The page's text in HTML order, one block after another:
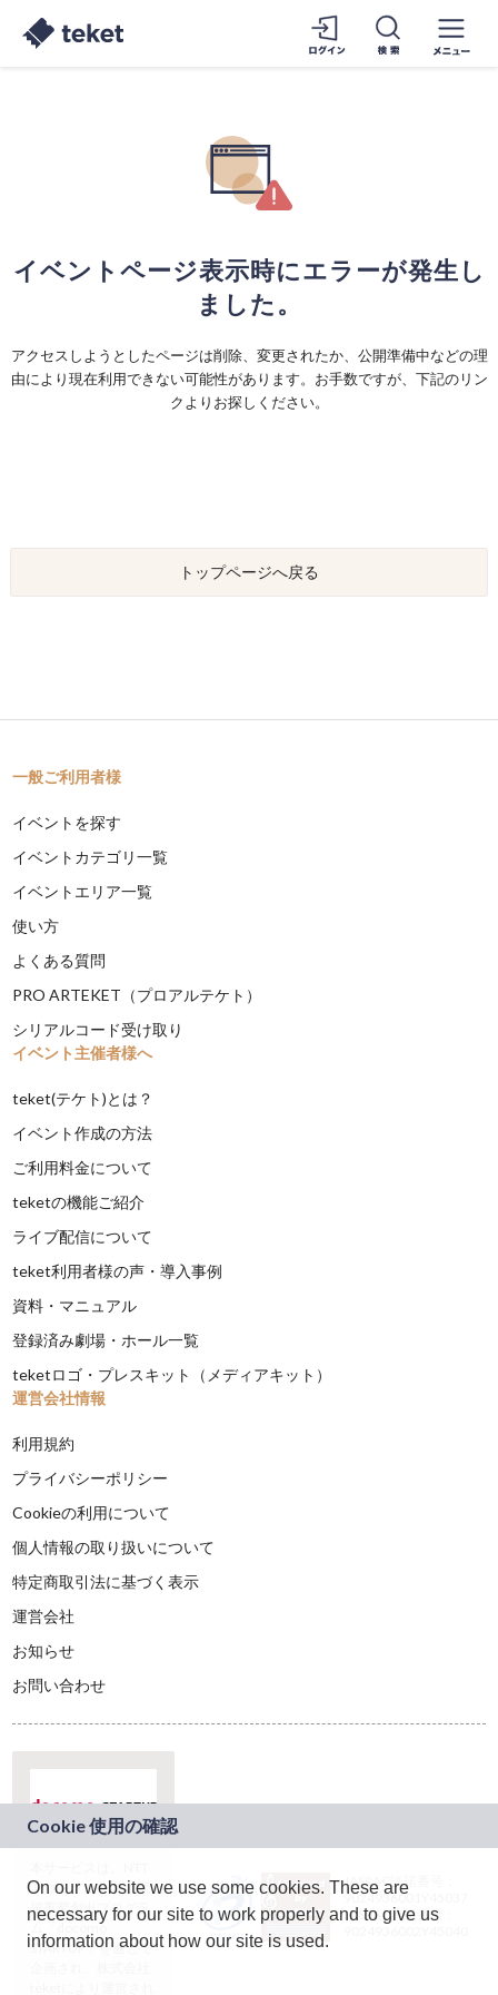
イベントページ表示時にエラーが発生し
ました。
アクセスしようとしたページは削除、変更されたか、公開準備中などの理
由により現在利用できない可能性があります。お手数ですが、下記のリン
クよりお探しください。
トップページへ戻る
一般ご利用者様
イベントを探す
イベントカテゴリ一覧
イベントエリア一覧
使い方
よくある質問
PRO ARTEKET（プロアルテケト）
シリアルコード受け取り
イベント主催者様へ
teket(テケト)とは？
イベント作成の方法
ご利用料金について
teketの機能ご紹介
ライブ配信について
teket利用者様の声・導入事例
資料・マニュアル
登録済み劇場・ホール一覧
teketロゴ・プレスキット（メディアキット）
運営会社情報
利用規約
プライバシーポリシー
Cookieの利用について
個人情報の取り扱いについて
特定商取引法に基づく表示
運営会社
お知らせ
お問い合わせ
ドコモグループの新
規事業創出プログラ
ム「docomo
STARTUP」を通じて
JASRAC許諾番号：
9024936001Y45037
JASRAC許諾番号：
On our website we use some cookies. These are
necessary for our site to work properly and to give us
information about how our site is used.